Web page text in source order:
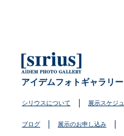
アイデムフォトギャラリ
シリウスについて 展示スケジ
ブログ 展示のお申し込み